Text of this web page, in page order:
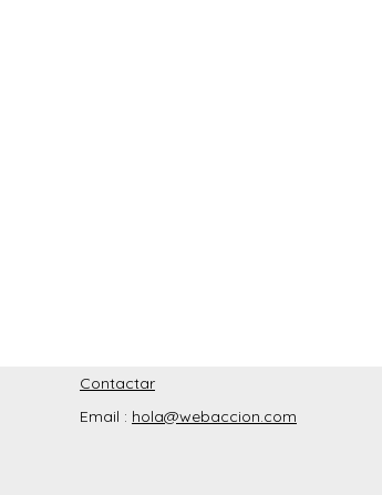
Contactar
Email : hola@webaccion.com